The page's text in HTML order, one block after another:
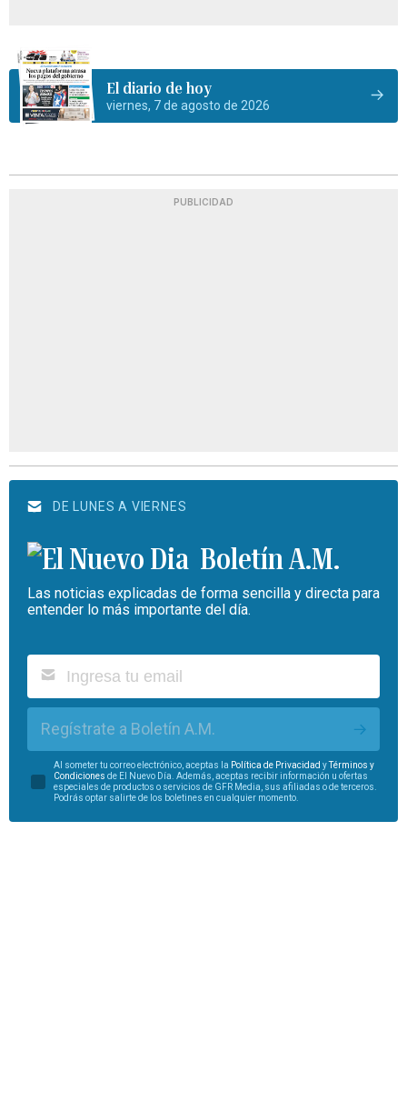
El diario de hoy
viernes, 7 de agosto de 2026
PUBLICIDAD
DE LUNES A VIERNES
Boletín A.M.
Las noticias explicadas de forma sencilla y directa para
entender lo más importante del día.
Regístrate a Boletín A.M.
Al someter tu correo electrónico, aceptas la Política de Privacidad y
Términos y
Condiciones de El Nuevo Día. Además, aceptas recibir información u ofertas
especiales de productos o servicios de GFR Media, sus afiliadas o de terceros.
Podrás optar salirte de los boletines en cualquier momento.